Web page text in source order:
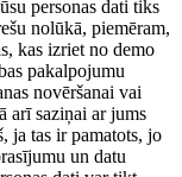
personas dati tiks
nolūkā, piemēram,
kas izriet no demo
pakalpojumu
novēršanai vai
arī saziņai ar jums
ja tas ir pamatots, jo
un datu